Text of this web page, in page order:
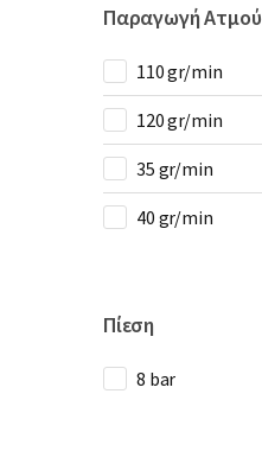
Παραγωγή Ατμού
110 gr/min
120 gr/min
35 gr/min
40 gr/min
Πίεση
8 bar